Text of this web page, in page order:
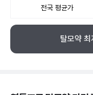
전국 평균가
탈모약 최